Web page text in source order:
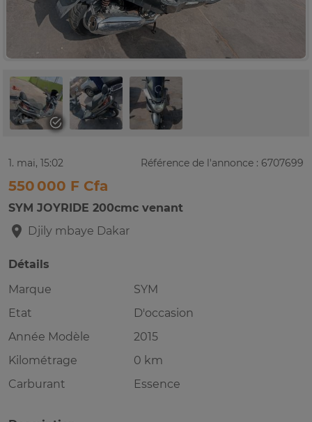
1. mai, 15:02 Référence de l'annonce : 6707699
550 000 F Cfa
SYM JOYRIDE 200cmc venant
Djily mbaye Dakar
Détails
Marque
SYM
Etat
D'occasion
Année Modèle
2015
Kilométrage
0 km
Carburant
Essence